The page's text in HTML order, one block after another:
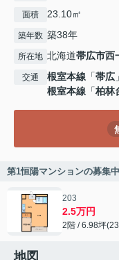
面積 23.10㎡
築年数 築38年
所在地 北海道帯広市西
交通 根室本線 「帯広
根室本線 「柏林
第1恒陽マンションの募集
203
2.5万円
2階 / 6.98坪
地図